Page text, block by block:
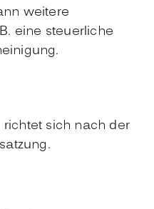
weitere
eine steuerliche
sich nach der